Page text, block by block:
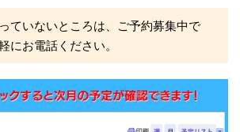
ていないところは、ご予約募集中で
にお電話ください。